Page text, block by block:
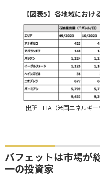
【図表5】各地域にお
出所：EIA（米国エネルギ
バフェットは市場が
一の投資家